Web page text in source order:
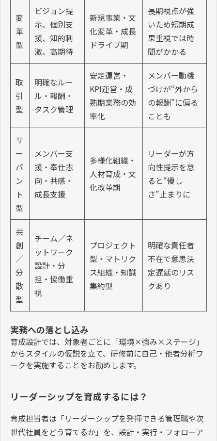
変
革
型
ビジョン提
示、個別支
援、知的刺
激、高期待
新規事業・文
化変革・成長
ドライブ期
長期視点が強
いため短期成
果重視では時
間がかかる
取
引
型
明確なルー
ル・報酬・
タスク管理
安定運営・
KPI運営・成
熟期業務の効
率化
メンバー動機
づけが“外から
の報酬”に偏る
ことも
サ
ー
バ
ン
ト
型
メンバー支
援・奉仕志
向・共感・
成長支援
多様化組織・
人材育成・文
化改革期
リーダーが方
向性提示を怠
ると“優し
さ”止まりに
共
創
／
分
散
型
チーム／ネ
ットワーク
設計・分
担・協働重
視
プロジェクト
型・マトリク
ス組織・知識
集約型
明確な責任者
不在で意思決
定遅延のリス
クあり
実務への落とし込み
育成設計では、対象者ごとに「環境×強み×ステージ」
からスタイルの仮説を立て、研修前に自己・他者分析ワ
ークを実施することをお勧めします。
リーダーシップを育成するには？
育成担当者は「リーダーシップを発揮できる管理職や次
世代社員をどう育てるか」を、設計・実行・フォローア